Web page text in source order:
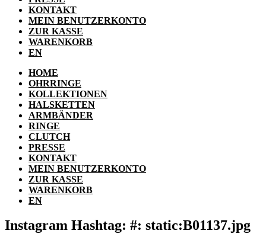
KONTAKT
MEIN BENUTZERKONTO
ZUR KASSE
WARENKORB
EN
HOME
OHRRINGE
KOLLEKTIONEN
HALSKETTEN
ARMBÄNDER
RINGE
CLUTCH
PRESSE
KONTAKT
MEIN BENUTZERKONTO
ZUR KASSE
WARENKORB
EN
Instagram Hashtag: #: static:B01137.jpg